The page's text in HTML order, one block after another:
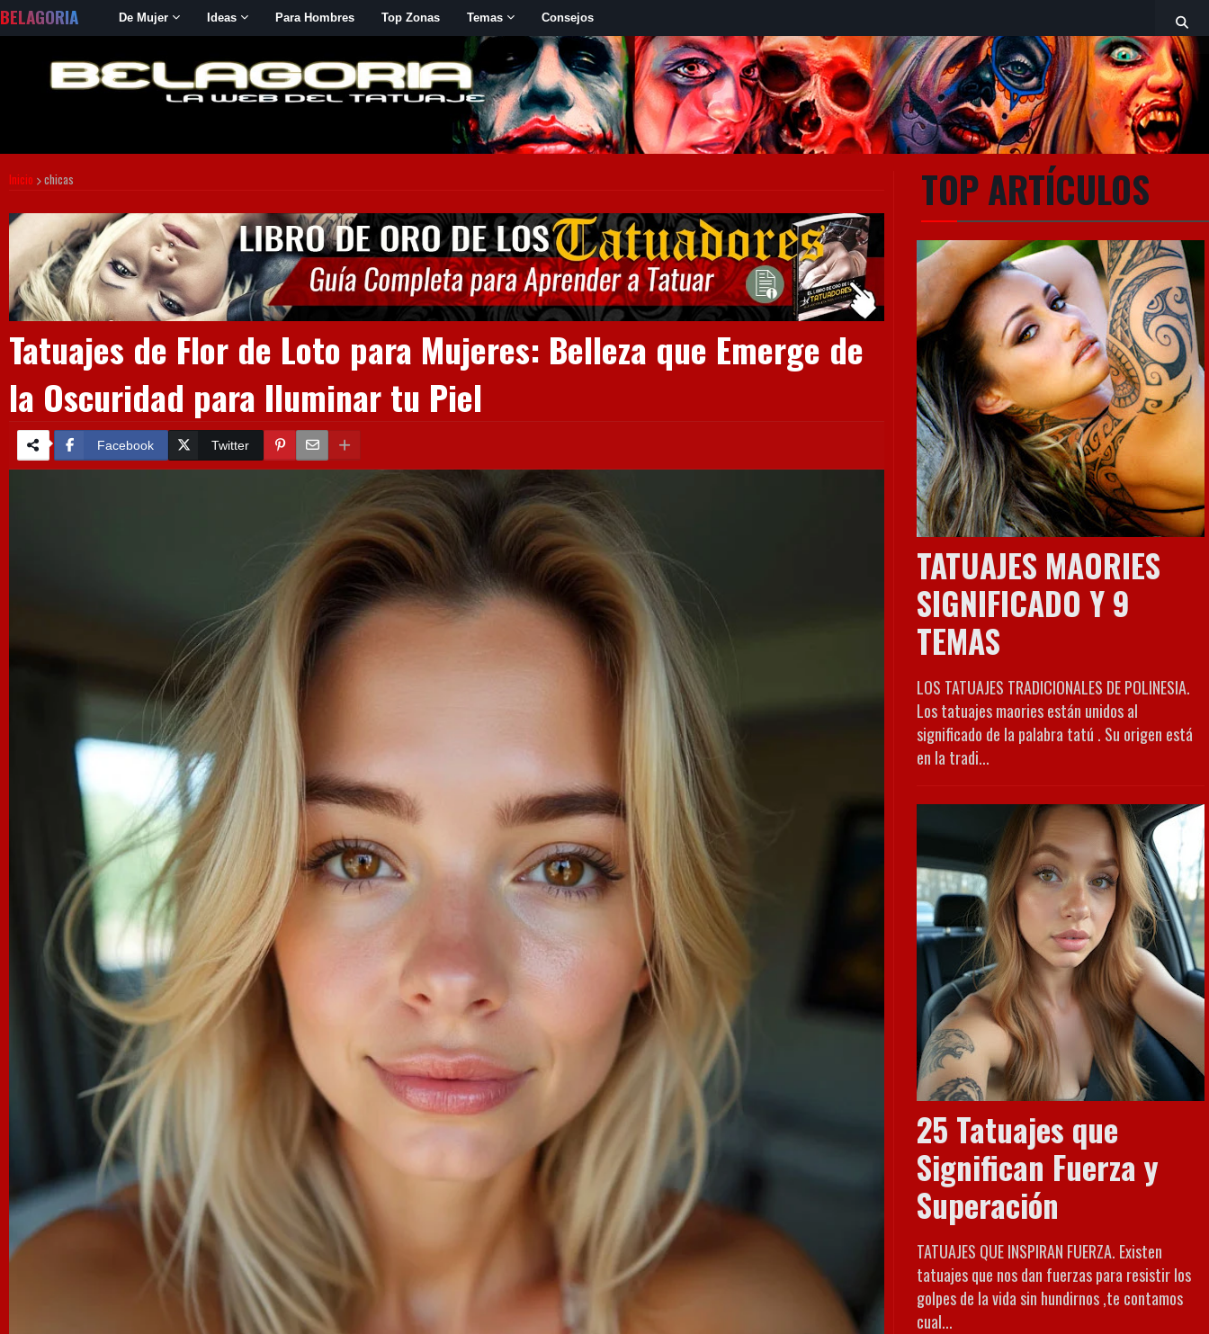
BELAGORIA De Mujer Ideas Para Hombres Top Zonas Temas Consejos
Inicio chicas
Tatuajes de Flor de Loto para Mujeres: Belleza que Emerge de
la Oscuridad para Iluminar tu Piel
Facebook Twitter
TOP ARTÍCULOS
TATUAJES MAORIES
SIGNIFICADO Y 9
TEMAS
LOS TATUAJES TRADICIONALES DE POLINESIA.
Los tatuajes maories están unidos al
significado de la palabra tatú . Su origen está
en la tradi...
25 Tatuajes que
Significan Fuerza y
Superación
TATUAJES QUE INSPIRAN FUERZA. Existen
tatuajes que nos dan fuerzas para resistir los
golpes de la vida sin hundirnos ,te contamos
cual...